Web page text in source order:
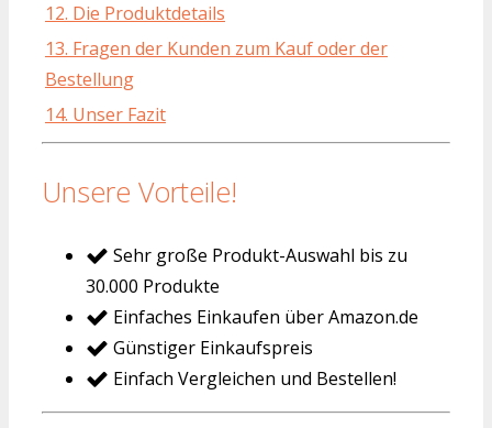
12. Die Produktdetails
13. Fragen der Kunden zum Kauf oder der
Bestellung
14. Unser Fazit
Unsere Vorteile!
Sehr große Produkt-Auswahl bis zu
30.000 Produkte
Einfaches Einkaufen über Amazon.de
Günstiger Einkaufspreis
Einfach Vergleichen und Bestellen!